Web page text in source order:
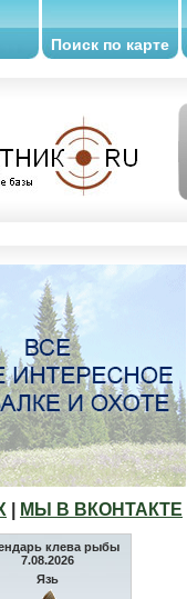
Поиск по карте
МЫ В ВКОНТАКТЕ
клева рыбы
7.08.2026
Язь